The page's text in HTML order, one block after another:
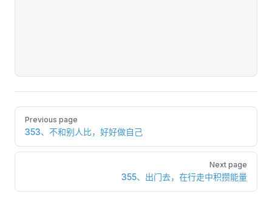
Pager
Previous page
353、不和别人比，好好做自己
Next page
355、出门去，在行走中积攒能量